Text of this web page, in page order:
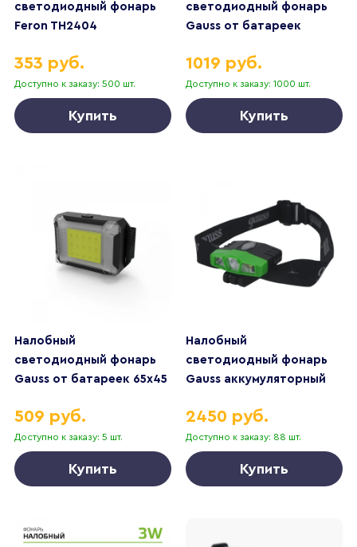
светодиодный фонарь
Feron TH2404
800лм 48524
Доступно к заказу: 500 шт.
353 руб.
Купить
светодиодный фонарь
Gauss от батареек
Доступно к заказу: 1000 шт.
1019 руб.
Купить
Налобный
светодиодный фонарь
Gauss от батареек 65х45
Доступно к заказу: 5 шт.
509 руб.
Купить
Налобный
светодиодный фонарь
Gauss аккумуляторный
Доступно к заказу: 88 шт.
2450 руб.
Купить